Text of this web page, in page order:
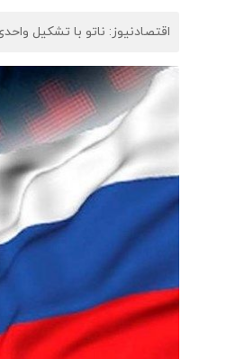
اقتصادنیوز: ناتو با تشکیل